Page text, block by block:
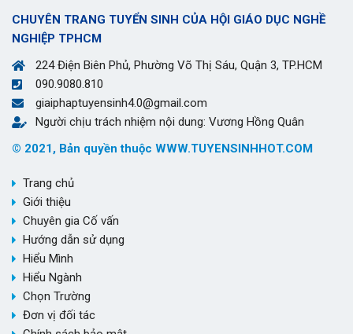
CHUYÊN TRANG TUYỂN SINH CỦA HỘI GIÁO DỤC NGHỀ
NGHIỆP TPHCM
224 Điện Biên Phủ, Phường Võ Thị Sáu, Quận 3, TP.HCM
090.9080.810
giaiphaptuyensinh4.0@gmail.com
Người chịu trách nhiệm nội dung: Vương Hồng Quân
© 2021, Bản quyền thuộc WWW.TUYENSINHHOT.COM
Trang chủ
Giới thiệu
Chuyên gia Cố vấn
Hướng dẫn sử dụng
Hiểu Mình
Hiểu Ngành
Chọn Trường
Đơn vị đối tác